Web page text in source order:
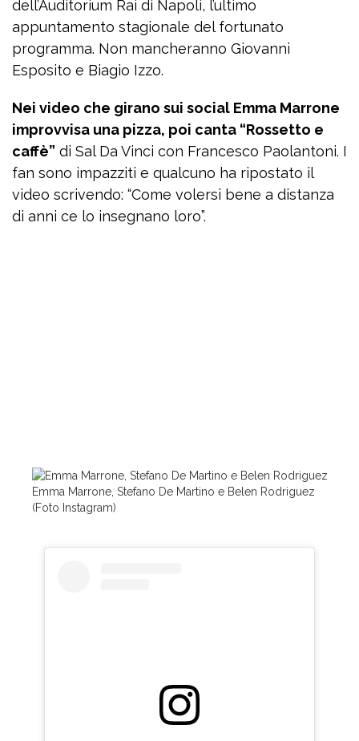
dell’Auditorium Rai di Napoli, l’ultimo
appuntamento stagionale del fortunato
programma. Non mancheranno Giovanni
Esposito e Biagio Izzo.
Nei video che girano sui social Emma Marrone
improvvisa una pizza, poi canta “Rossetto e
caffè” di Sal Da Vinci con Francesco Paolantoni. I
fan sono impazziti e qualcuno ha ripostato il
video scrivendo: “Come volersi bene a distanza
di anni ce lo insegnano loro”.
Emma Marrone, Stefano De Martino e Belen Rodriguez
(Foto Instagram)